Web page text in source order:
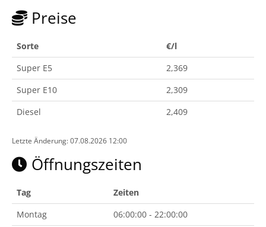
Preise
Sorte
€/l
Super E5
2,369
Super E10
2,309
Diesel
2,409
Letzte Änderung: 07.08.2026 12:00
Öffnungszeiten
Tag
Zeiten
Montag
06:00:00 - 22:00:00